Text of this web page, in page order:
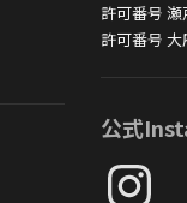
許可番号
許可番号
公式
Instagram